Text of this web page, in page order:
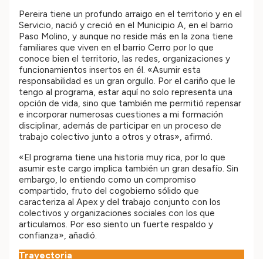
Pereira tiene un profundo arraigo en el territorio y en el
Servicio, nació y creció en el Municipio A, en el barrio
Paso Molino, y aunque no reside más en la zona tiene
familiares que viven en el barrio Cerro por lo que
conoce bien el territorio, las redes, organizaciones y
funcionamientos insertos en él. «Asumir esta
responsabilidad es un gran orgullo. Por el cariño que le
tengo al programa, estar aquí no solo representa una
opción de vida, sino que también me permitió repensar
e incorporar numerosas cuestiones a mi formación
disciplinar, además de participar en un proceso de
trabajo colectivo junto a otros y otras», afirmó.
«El programa tiene una historia muy rica, por lo que
asumir este cargo implica también un gran desafío. Sin
embargo, lo entiendo como un compromiso
compartido, fruto del cogobierno sólido que
caracteriza al Apex y del trabajo conjunto con los
colectivos y organizaciones sociales con los que
articulamos. Por eso siento un fuerte respaldo y
confianza», añadió.
Trayectoria